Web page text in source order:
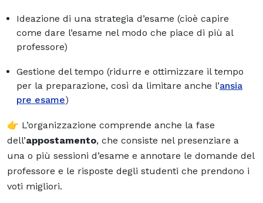
Ideazione di una strategia d’esame (cioè capire
come dare l’esame nel modo che piace di più al
professore)
Gestione del tempo (ridurre e ottimizzare il tempo
per la preparazione, così da limitare anche l’ansia
pre esame)
👉 L’organizzazione comprende anche la fase
dell’appostamento, che consiste nel presenziare a
una o più sessioni d’esame e annotare le domande del
professore e le risposte degli studenti che prendono i
voti migliori.